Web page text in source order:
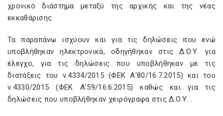
χρονικό διάστημα μεταξύ της αρχικής και της νέας
εκκαθάρισης.
Τα παραπάνω ισχύουν και για τις δηλώσεις που ενώ
υποβλήθηκαν ηλεκτρονικά, οδηγήθηκαν στις Δ.Ο.Υ. για
έλεγχο, για τις δηλώσεις που υποβλήθηκαν με τις
διατάξεις του ν.4334/2015 (ΦΕΚ Α’80/16.7.2015) και του
ν.4330/2015 (ΦΕΚ Α’59/16.6.2015) καθώς και για τις
δηλώσεις που υποβλήθηκαν χειρόγραφα στις Δ.Ο.Υ. .